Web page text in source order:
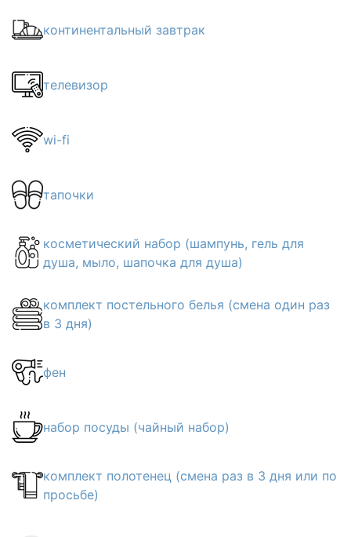
континентальный завтрак
телевизор
wi-fi
тапочки
косметический набор (шампунь, гель для
душа, мыло, шапочка для душа)
комплект постельного белья (смена один раз
в 3 дня)
фен
набор посуды (чайный набор)
комплект полотенец (смена раз в 3 дня или по
просьбе)